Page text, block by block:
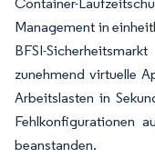
Management in
BFSI-
zunehmend virtuelle
Arbeitslasten in
Fehlkonfigurationen
beanstanden.